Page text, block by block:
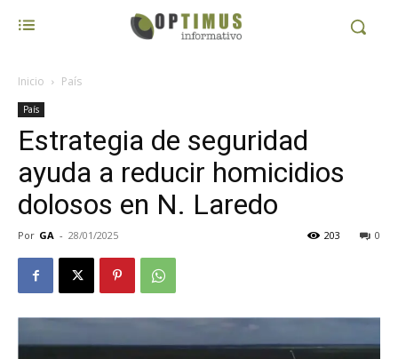
Inicio País
País
Estrategia de seguridad
ayuda a reducir homicidios
dolosos en N. Laredo
Por GA - 28/01/2025 0
203